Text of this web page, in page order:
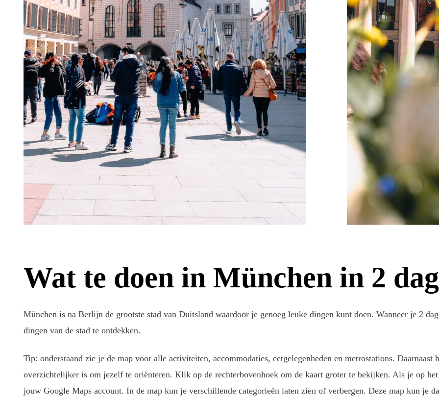
Wat te doen in München in 2
München is na Berlijn de grootste stad van Duitsland waardoor je genoeg leuke dingen kunt doen. Wanneer je 2
dingen van de stad te ontdekken.
Tip: onderstaand zie je de map voor alle activiteiten, accommodaties, eetgelegenheden en metrostations. Daarnaast
overzichtelijker is om jezelf te oriënteren. Klik op de rechterbovenhoek om de kaart groter te bekijken. Als je op
jouw Google Maps account. In de map kun je verschillende categorieën laten zien of verbergen. Deze map kun je